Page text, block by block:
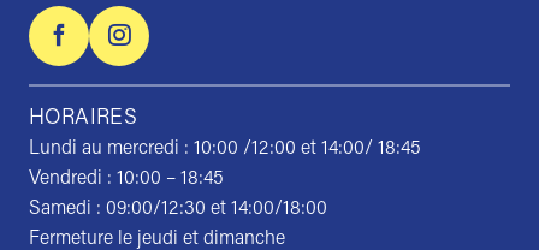
HORAIRES
Lundi au mercredi : 10:00 /12:00 et 14:00/ 18:45
Vendredi : 10:00 – 18:45
Samedi : 09:00/12:30 et 14:00/18:00
Fermeture le jeudi et dimanche